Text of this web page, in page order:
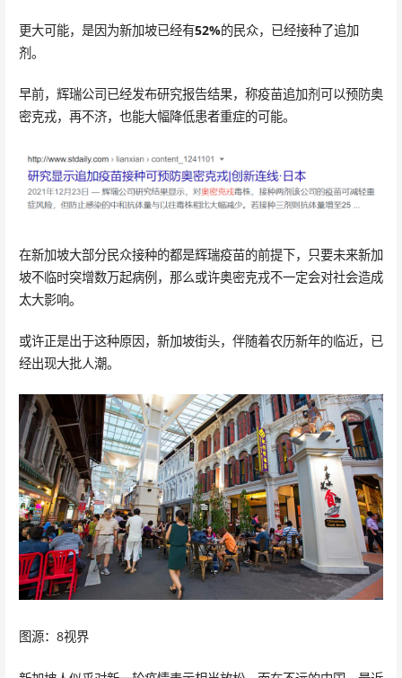
更大可能，是因为新加坡已经有52%的民众，已经接种了追加
剂。
早前，辉瑞公司已经发布研究报告结果，称疫苗追加剂可以预防奥
密克戎，再不济，也能大幅降低患者重症的可能。
在新加坡大部分民众接种的都是辉瑞疫苗的前提下，只要未来新加
坡不临时突增数万起病例，那么或许奥密克戎不一定会对社会造成
太大影响。
或许正是出于这种原因，新加坡街头，伴随着农历新年的临近，已
经出现大批人潮。
图源：8视界